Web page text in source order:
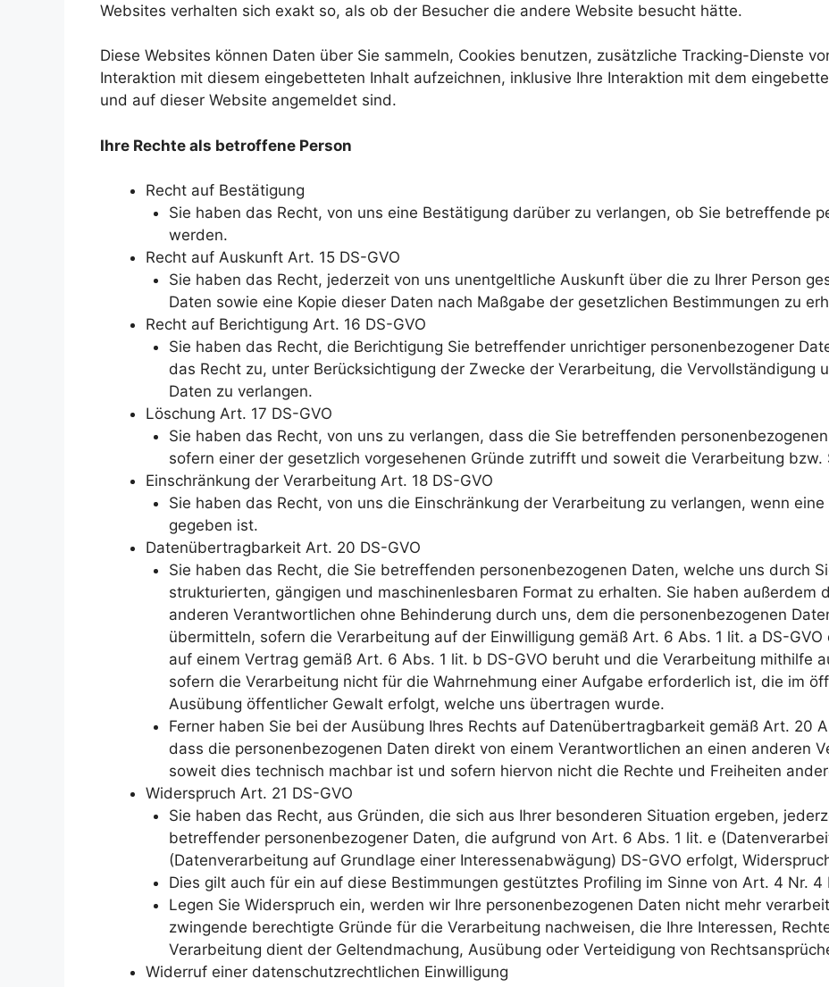
Websites verhalten sich exakt so, als ob der Besucher die andere Website besucht hätte.
Diese Websites können Daten über Sie sammeln, Cookies benutzen, zusätzliche Tracking-Dienste
Interaktion mit diesem eingebetteten Inhalt aufzeichnen, inklusive Ihre Interaktion mit dem
und auf dieser Website angemeldet sind.
Ihre Rechte als betroffene Person
Recht auf Bestätigung
Sie haben das Recht, von uns eine Bestätigung darüber zu verlangen, ob Sie betreffende
werden.
Recht auf Auskunft Art. 15 DS-GVO
Sie haben das Recht, jederzeit von uns unentgeltliche Auskunft über die zu Ihrer Person
Daten sowie eine Kopie dieser Daten nach Maßgabe der gesetzlichen Bestimmungen zu
Recht auf Berichtigung Art. 16 DS-GVO
Sie haben das Recht, die Berichtigung Sie betreffender unrichtiger personenbezogener
das Recht zu, unter Berücksichtigung der Zwecke der Verarbeitung, die Vervollständigung
Daten zu verlangen.
Löschung Art. 17 DS-GVO
Sie haben das Recht, von uns zu verlangen, dass die Sie betreffenden
sofern einer der gesetzlich vorgesehenen Gründe zutrifft und soweit die Verarbeitung
Einschränkung der Verarbeitung Art. 18 DS-GVO
Sie haben das Recht, von uns die Einschränkung der Verarbeitung zu verlangen, wenn
gegeben ist.
Datenübertragbarkeit Art. 20 DS-GVO
Sie haben das Recht, die Sie betreffenden personenbezogenen Daten, welche uns durch
strukturierten, gängigen und maschinenlesbaren Format zu erhalten. Sie haben außerdem
anderen Verantwortlichen ohne Behinderung durch uns, dem die personenbezogenen
übermitteln, sofern die Verarbeitung auf der Einwilligung gemäß Art. 6 Abs. 1 lit. a DS-
auf einem Vertrag gemäß Art. 6 Abs. 1 lit. b DS-GVO beruht und die Verarbeitung mithilfe
sofern die Verarbeitung nicht für die Wahrnehmung einer Aufgabe erforderlich ist, die im
Ausübung öffentlicher Gewalt erfolgt, welche uns übertragen wurde.
Ferner haben Sie bei der Ausübung Ihres Rechts auf Datenübertragbarkeit gemäß Art. 20
dass die personenbezogenen Daten direkt von einem Verantwortlichen an einen anderen
soweit dies technisch machbar ist und sofern hiervon nicht die Rechte und Freiheiten
Widerspruch Art. 21 DS-GVO
Sie haben das Recht, aus Gründen, die sich aus Ihrer besonderen Situation ergeben,
betreffender personenbezogener Daten, die aufgrund von Art. 6 Abs. 1 lit. e
(Datenverarbeitung auf Grundlage einer Interessenabwägung) DS-GVO erfolgt,
Dies gilt auch für ein auf diese Bestimmungen gestütztes Profiling im Sinne von Art. 4 Nr. 4
Legen Sie Widerspruch ein, werden wir Ihre personenbezogenen Daten nicht mehr
zwingende berechtigte Gründe für die Verarbeitung nachweisen, die Ihre Interessen,
Verarbeitung dient der Geltendmachung, Ausübung oder Verteidigung von
Widerruf einer datenschutzrechtlichen Einwilligung